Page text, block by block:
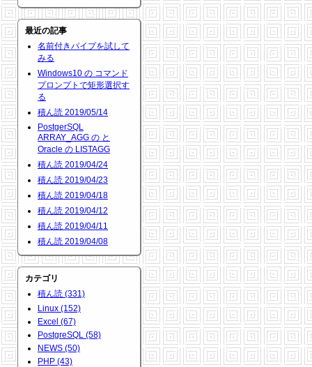
最近の記事
名前付きパイプを試して
みる
Windows10 の コマンド
プロンプトで矩形選択す
る
積ん読 2019/05/14
PostgerSQL
ARRAY_AGG の と
Oracle の LISTAGG
積ん読 2019/04/24
積ん読 2019/04/23
積ん読 2019/04/18
積ん読 2019/04/12
積ん読 2019/04/11
積ん読 2019/04/08
カテゴリ
積ん読 (331)
Linux (152)
Excel (67)
PostgreSQL (58)
NEWS (50)
PHP (43)